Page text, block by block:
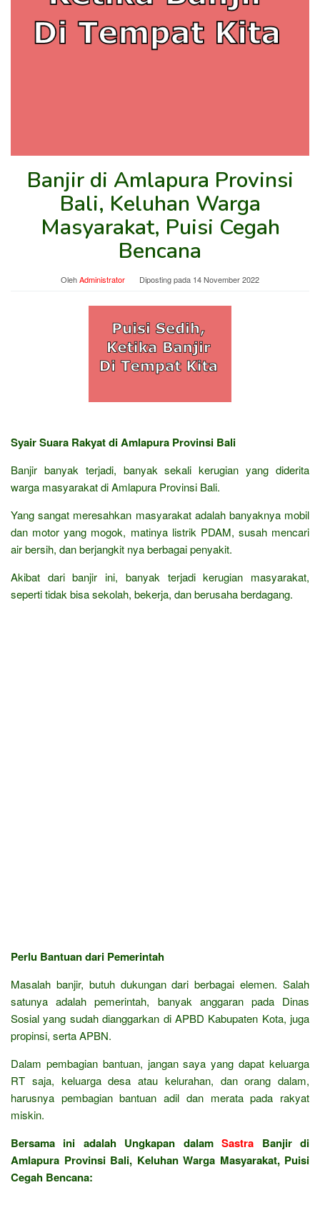
Banjir di Amlapura Provinsi
Bali, Keluhan Warga
Masyarakat, Puisi Cegah
Bencana
OlehAdministrator Diposting pada 14 November 2022
Syair Suara Rakyat di Amlapura Provinsi Bali
Banjir banyak terjadi, banyak sekali kerugian yang diderita
warga masyarakat di Amlapura Provinsi Bali.
Yang sangat meresahkan masyarakat adalah banyaknya mobil
dan motor yang mogok, matinya listrik PDAM, susah mencari
air bersih, dan berjangkit nya berbagai penyakit.
Akibat dari banjir ini, banyak terjadi kerugian masyarakat,
seperti tidak bisa sekolah, bekerja, dan berusaha berdagang.
Perlu Bantuan dari Pemerintah
Masalah banjir, butuh dukungan dari berbagai elemen. Salah
satunya adalah pemerintah, banyak anggaran pada Dinas
Sosial yang sudah dianggarkan di APBD Kabupaten Kota, juga
propinsi, serta APBN.
Dalam pembagian bantuan, jangan saya yang dapat keluarga
RT saja, keluarga desa atau kelurahan, dan orang dalam,
harusnya pembagian bantuan adil dan merata pada rakyat
miskin.
Bersama ini adalah Ungkapan dalamSastra Banjir di
Amlapura Provinsi Bali, Keluhan Warga Masyarakat, Puisi
Cegah Bencana: